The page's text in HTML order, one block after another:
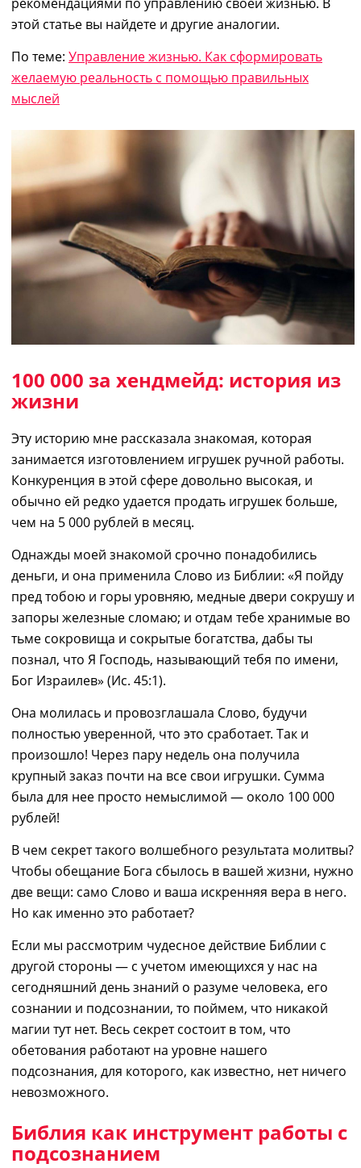
этой статье вы найдете и другие аналогии.
По теме: Управление жизнью. Как сформировать
желаемую реальность с помощью правильных
мыслей
100 000 за хендмейд: история из
жизни
Эту историю мне рассказала знакомая, которая
занимается изготовлением игрушек ручной работы.
Конкуренция в этой сфере довольно высокая, и
обычно ей редко удается продать игрушек больше,
чем на 5 000 рублей в месяц.
Однажды моей знакомой срочно понадобились
деньги, и она применила Слово из Библии: «Я пойду
пред тобою и горы уровняю, медные двери сокрушу и
запоры железные сломаю; и отдам тебе хранимые во
тьме сокровища и сокрытые богатства, дабы ты
познал, что Я Господь, называющий тебя по имени,
Бог Израилев» (Ис. 45:1).
Она молилась и провозглашала Слово, будучи
полностью уверенной, что это сработает. Так и
произошло! Через пару недель она получила
крупный заказ почти на все свои игрушки. Сумма
была для нее просто немыслимой ― около 100 000
рублей!
В чем секрет такого волшебного результата молитвы?
Чтобы обещание Бога сбылось в вашей жизни, нужно
две вещи: само Слово и ваша искренняя вера в него.
Но как именно это работает?
Если мы рассмотрим чудесное действие Библии с
другой стороны ― с учетом имеющихся у нас на
сегодняшний день знаний о разуме человека, его
сознании и подсознании, то поймем, что никакой
магии тут нет. Весь секрет состоит в том, что
обетования работают на уровне нашего
подсознания, для которого, как известно, нет ничего
невозможного.
Библия как инструмент работы с
подсознанием